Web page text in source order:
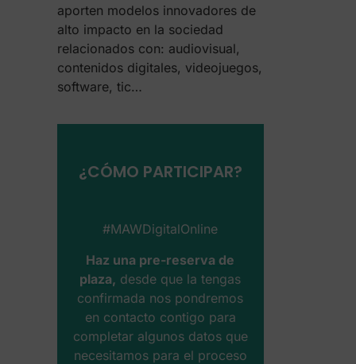
aporten modelos innovadores de
alto impacto en la sociedad
relacionados con: audiovisual,
contenidos digitales, videojuegos,
software, tic…
¿CÓMO PARTICIPAR?
#MAWDigitalOnline
Haz una pre-reserva de
plaza, desde que la tengas
confirmada nos pondremos
en contacto contigo para
completar algunos datos que
necesitamos para el proceso